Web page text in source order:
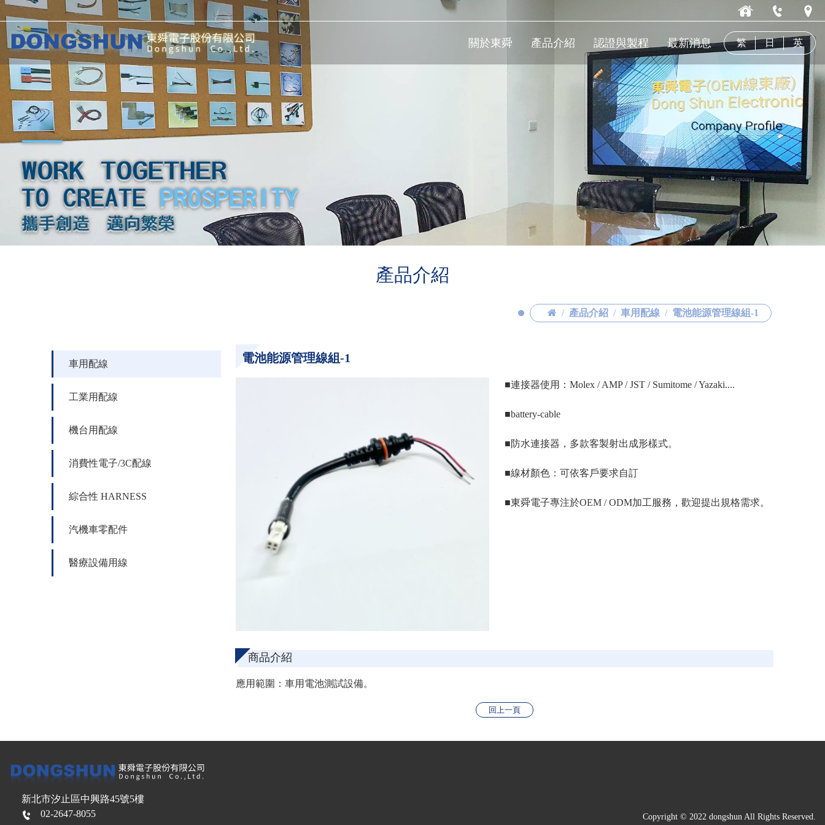
關於東舜 產品介紹 認證與製程 最新消息 繁 日 英
產品介紹
產品介紹 車用配線 電池能源管理線組-1
車用配線
工業用配線
機台用配線
消費性電子/3C配線
綜合性 HARNESS
汽機車零配件
醫療設備用線
電池能源管理線組-1
■連接器使用：Molex / AMP / JST / Sumitome / Yazaki....
■battery-cable
■防水連接器，多款客製射出成形樣式。
■線材顏色：可依客戶要求自訂
■東舜電子專注於OEM / ODM加工服務，歡迎提出規格需求。
商品介紹
應用範圍：車用電池測試設備。
回上一頁
新北市汐止區中興路45號5樓
02-2647-8055
Copyright © 2022 dongshun All Rights Reserved.